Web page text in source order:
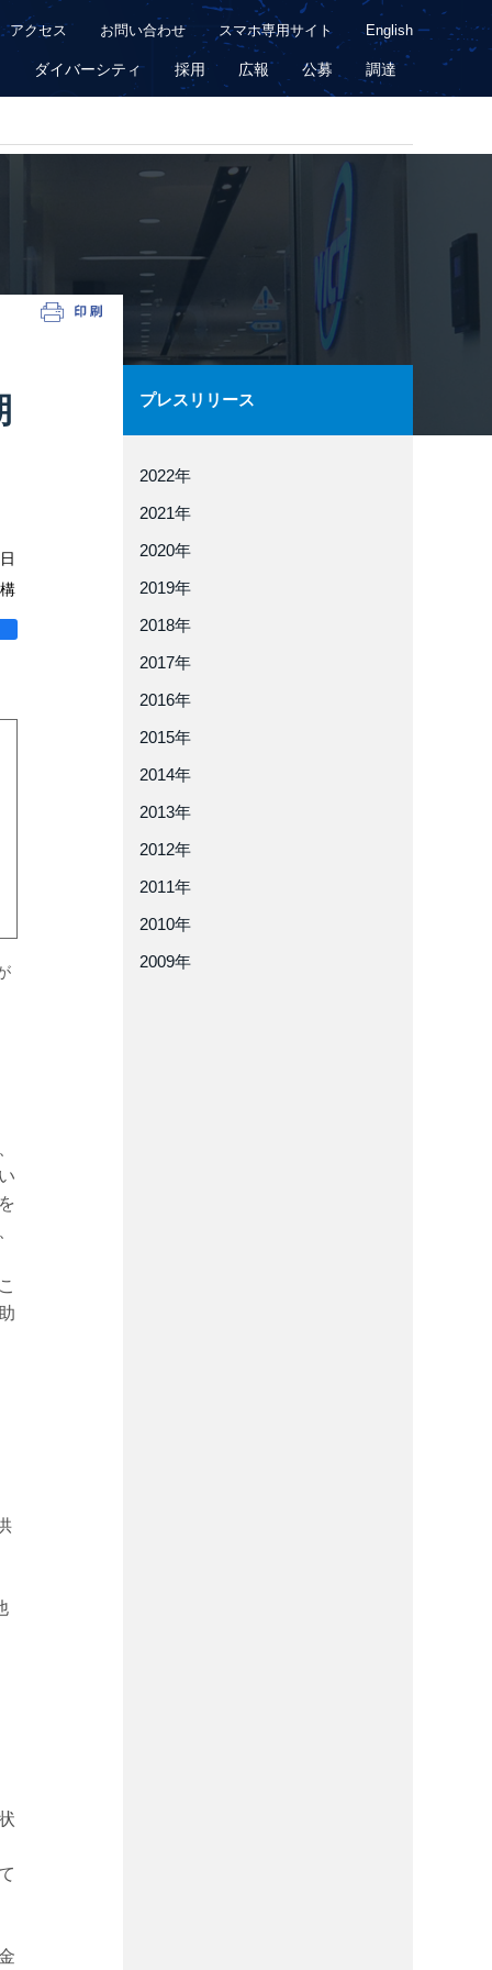
アクセス お問い合わせ スマホ専用サイト English
ダイバーシティ 採用 広報 公募 調達
プレスリリース
2022年
2021年
2020年
2019年
2018年
2017年
2016年
2015年
2014年
2013年
2012年
2011年
2010年
2009年